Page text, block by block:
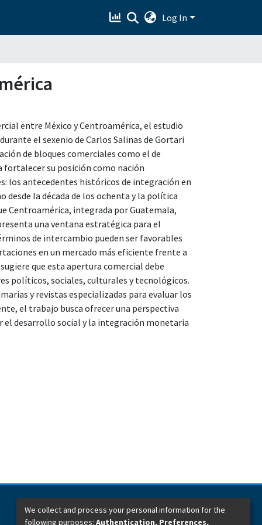
Log In
entre México y Centroamérica, el estudio
el sexenio de Carlos Salinas de Gortari
de bloques comerciales como el de
fortalecer su posición como nación
los antecedentes históricos de integración en
la década de los ochenta y la política
Centroamérica, integrada por Guatemala,
una ventana estratégica para el
de intercambio pueden ser favorables
en un mercado más eficiente frente a
que esta apertura comercial debe
políticos, sociales, culturales y tecnológicos.
y revistas especializadas para evaluar los
el trabajo busca ofrecer una perspectiva
el desarrollo social y la integración monetaria
Dirección General de Bibliotecas
We collect and process your personal information for the
following purposes: Authentication, Preferences,